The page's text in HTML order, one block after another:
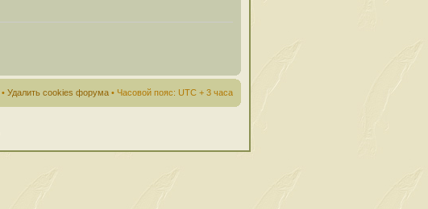
• Удалить cookies форума • Часовой пояс: UTC + 3 часа